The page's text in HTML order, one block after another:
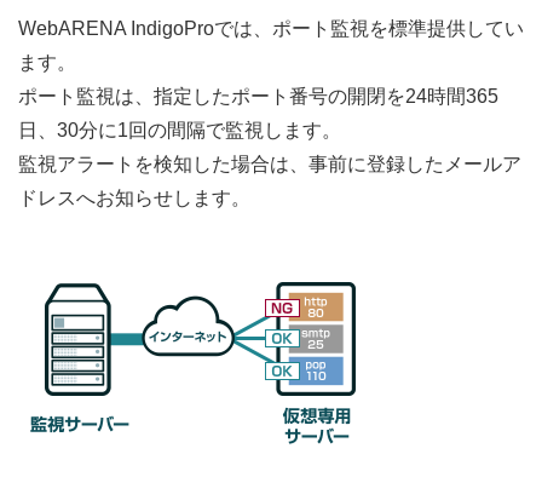
WebARENA IndigoProでは、ポート監視を標準提供してい
ます。
ポート監視は、指定したポート番号の開閉を24時間365
日、30分に1回の間隔で監視します。
監視アラートを検知した場合は、事前に登録したメールア
ドレスへお知らせします。